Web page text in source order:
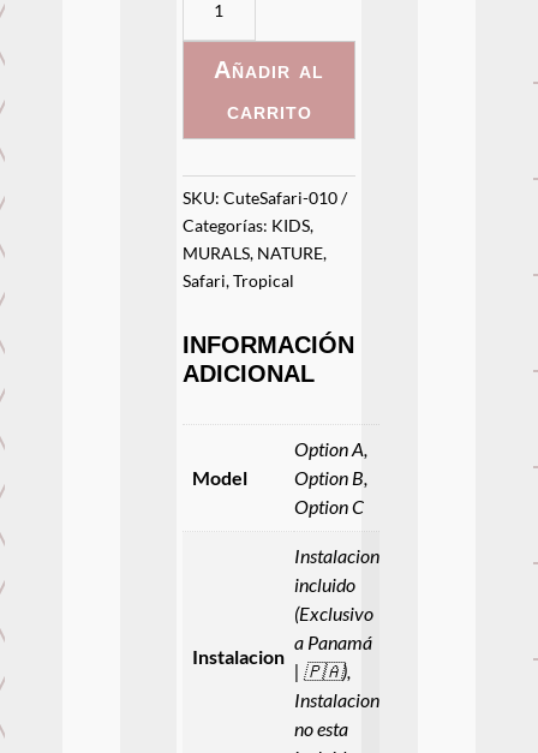
Safari
-
010
cantidad
Añadir al
carrito
SKU:CuteSafari-010
Categorías: KIDS,
MURALS, NATURE,
Safari,Tropical
INFORMACIÓN
ADICIONAL
Model
Option A,
Option B,
Option C
Instalacion
Instalacion
incluido
(Exclusivo
a Panamá
| 🇵🇦),
Instalacion
no esta